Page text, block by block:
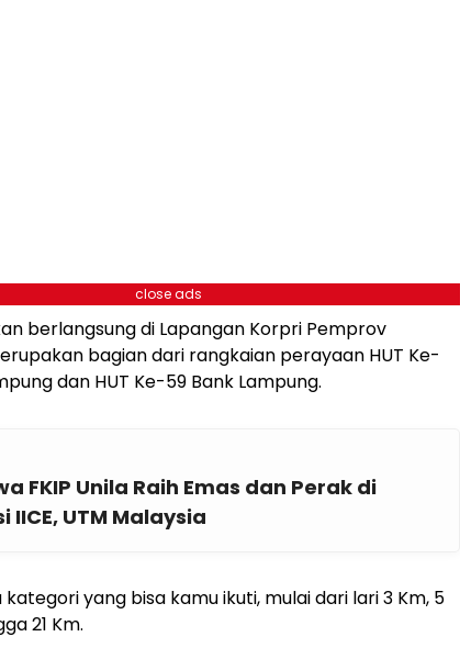
close ads
berlangsung di Lapangan Korpri Pemprov
bagian dari rangkaian perayaan HUT Ke-
dan HUT Ke-59 Bank Lampung.
FKIP Unila Raih Emas dan Perak di
IICE, UTM Malaysia
yang bisa kamu ikuti, mulai dari lari 3 Km, 5
21 Km.